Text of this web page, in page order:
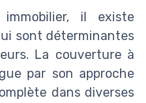
il existe
sont déterminantes
La couverture à
par son approche
dans diverses